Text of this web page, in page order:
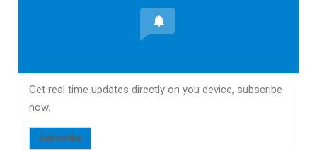
Get real time updates directly on you device, subscribe
now.
Subscribe